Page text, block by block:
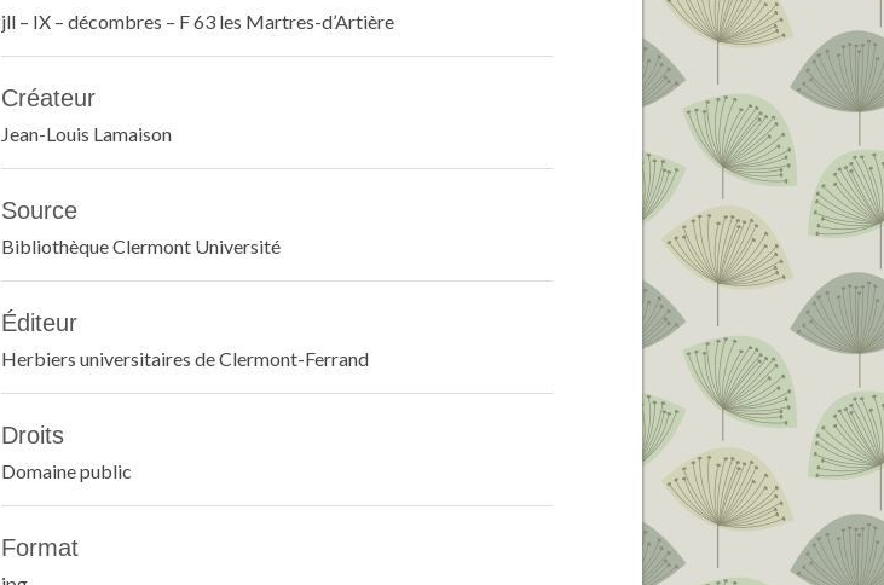
jll – IX – décombres – F 63 les Martres-d’Artière
Créateur
Jean-Louis Lamaison
Source
Bibliothèque Clermont Université
Éditeur
Herbiers universitaires de Clermont-Ferrand
Droits
Domaine public
Format